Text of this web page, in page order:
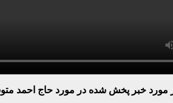
خبر پخش شده در مورد حاج احمد